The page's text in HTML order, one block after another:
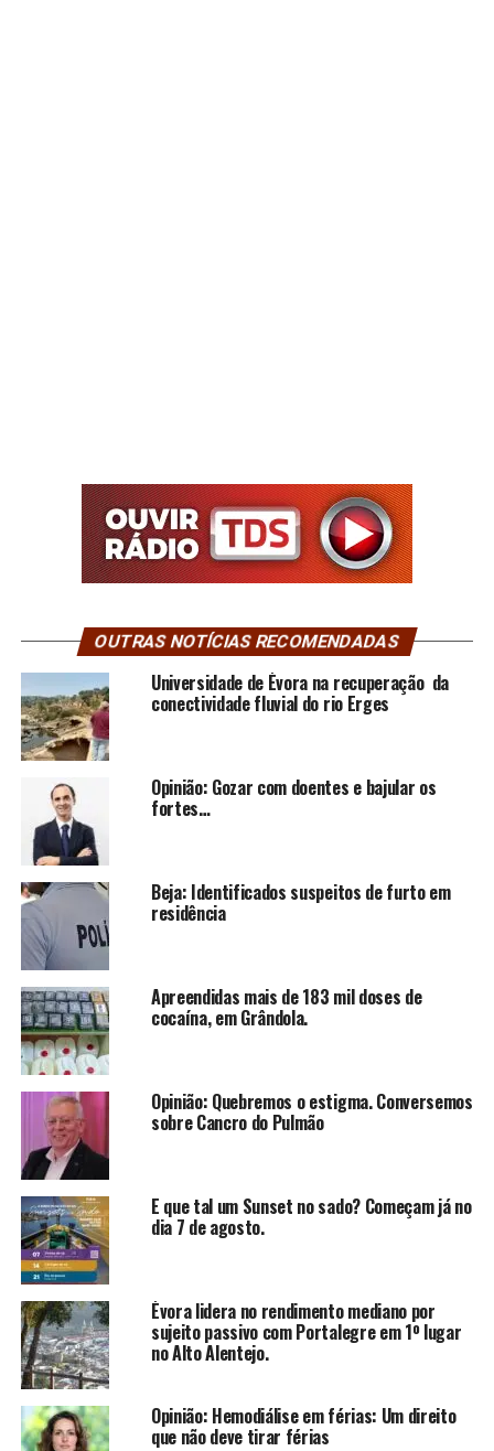
OUTRAS NOTÍCIAS RECOMENDADAS
Universidade de Évora na recuperação da
conectividade fluvial do rio Erges
Opinião: Gozar com doentes e bajular os
fortes…
Beja: Identificados suspeitos de furto em
residência
Apreendidas mais de 183 mil doses de
cocaína, em Grândola.
Opinião: Quebremos o estigma. Conversemos
sobre Cancro do Pulmão
E que tal um Sunset no sado? Começam já no
dia 7 de agosto.
Évora lidera no rendimento mediano por
sujeito passivo com Portalegre em 1º lugar
no Alto Alentejo.
Opinião: Hemodiálise em férias: Um direito
que não deve tirar férias